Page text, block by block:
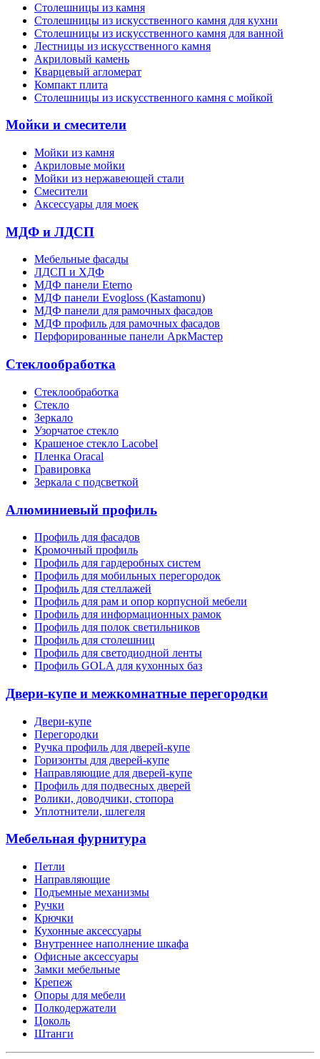
Столешницы из камня
Cтолешницы из искусственного камня для кухни
Cтолешницы из искусственного камня для ванной
Лестницы из искусственного камня
Акриловый камень
Кварцевый агломерат
Компакт плита
Столешницы из искусственного камня с мойкой
Мойки и смесители
Мойки из камня
Акриловые мойки
Мойки из нержавеющей стали
Смесители
Аксессуары для моек
МДФ и ЛДСП
Мебельные фасады
ЛДСП и ХДФ
МДФ панели Eterno
МДФ панели Evogloss (Kastamonu)
МДФ панели для рамочных фасадов
МДФ профиль для рамочных фасадов
Перфорированные панели АркМастер
Стеклообработка
Стеклообработка
Стекло
Зеркало
Узорчатое стекло
Крашеное стекло Lacobel
Пленка Oracal
Гравировка
Зеркала с подсветкой
Алюминиевый профиль
Профиль для фасадов
Кромочный профиль
Профиль для гардеробных систем
Профиль для мобильных перегородок
Профиль для стеллажей
Профиль для рам и опор корпусной мебели
Профиль для информационных рамок
Профиль для полок светильников
Профиль для столешниц
Профиль для светодиодной ленты
Профиль GOLA для кухонных баз
Двери-купе и межкомнатные перегородки
Двери-купе
Перегородки
Ручка профиль для дверей-купе
Горизонты для дверей-купе
Направляющие для дверей-купе
Профиль для подвесных дверей
Ролики, доводчики, стопора
Уплотнители, шлегеля
Мебельная фурнитура
Петли
Направляющие
Подъемные механизмы
Ручки
Крючки
Кухонные аксессуары
Внутреннее наполнение шкафа
Офисные аксессуары
Замки мебельные
Крепеж
Опоры для мебели
Полкодержатели
Цоколь
Штанги